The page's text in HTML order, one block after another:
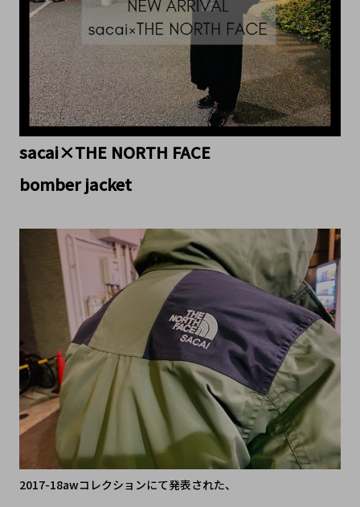
sacai×THE NORTH FACE
bomber jacket
2017-18awコレクションにて発表された、